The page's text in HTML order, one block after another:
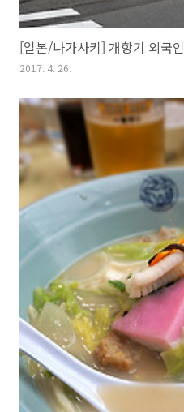
2017. 4. 26.